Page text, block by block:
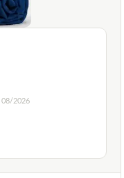
08/2026